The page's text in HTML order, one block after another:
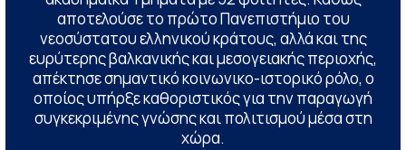
αποτελούσε το πρώτο Πανεπιστήμιο του
νεοσύστατου ελληνικού κράτους, αλλά και της
ευρύτερης βαλκανικής και μεσογειακής περιοχής,
απέκτησε σημαντικό κοινωνικο-ιστορικό ρόλο, ο
οποίος υπήρξε καθοριστικός για την παραγωγή
συγκεκριμένης γνώσης και πολιτισμού μέσα στη
χώρα.